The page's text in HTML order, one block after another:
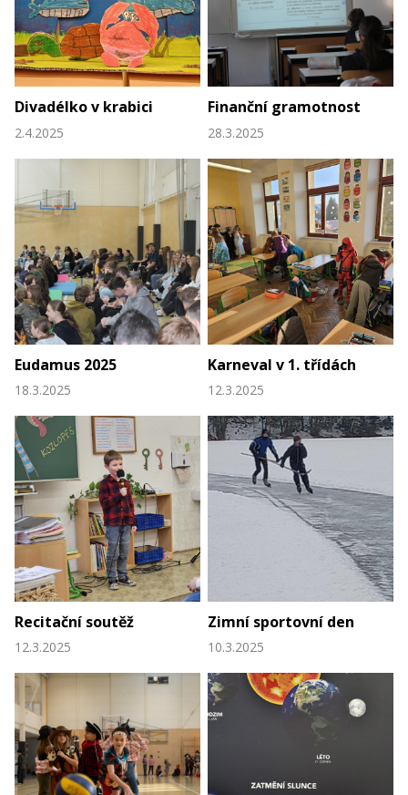
Divadélko v krabici
2.4.2025
Finanční gramotnost
28.3.2025
Eudamus 2025
18.3.2025
Karneval v 1. třídách
12.3.2025
Recitační soutěž
12.3.2025
Zimní sportovní den
10.3.2025